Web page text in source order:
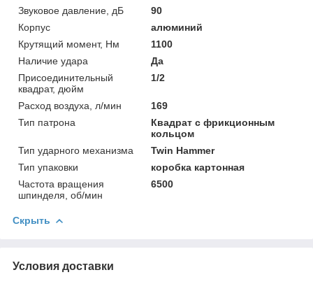
Звуковое давление, дБ
90
Корпус
алюминий
Крутящий момент, Нм
1100
Наличие удара
Да
Присоединительный
квадрат, дюйм
1/2
Расход воздуха, л/мин
169
Тип патрона
Квадрат с фрикционным
кольцом
Тип ударного механизма
Twin Hammer
Тип упаковки
коробка картонная
Частота вращения
шпинделя, об/мин
6500
Скрыть
Условия доставки